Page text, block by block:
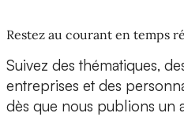
Restez au courant en temps
Suivez des thématiques,
entreprises et des
dès que nous publions un